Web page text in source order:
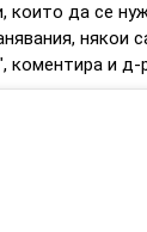
които да се
коментира и